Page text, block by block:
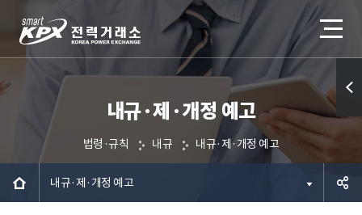
내규·제·개정 예고
법령·규칙 내규 내규·제·개정 예고
내규·제·개정 예고
퀵메